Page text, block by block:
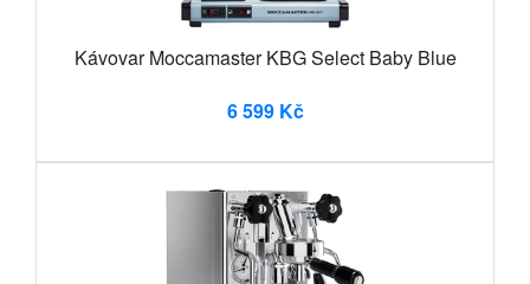
Kávovar Moccamaster KBG Select Baby Blue
6 599 Kč